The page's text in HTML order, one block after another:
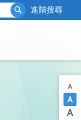
進階搜尋